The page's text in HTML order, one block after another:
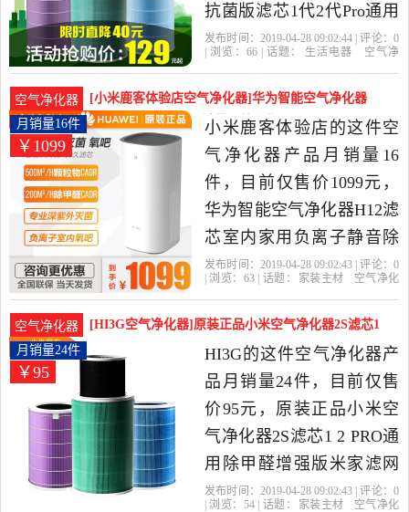
抗菌版滤芯1代2代Pro通用
2S除甲醛PM2.5颗粒物是
店精选生活电器当中性价
比很高的空气净化,氧吧，
由北京发货。
发布时间：2019-04-28 09:02:44 | 评论： 0
| 浏览： 66| 话题： 生活电器
空气净
空气净化器
[小米鹿客体验店空气净化器]华为智能空气净化器
H12滤芯室内家用月销量16件仅售1099元
￥1099
月销量16件
小米鹿客体验店的这件空
气净化器产品月销量16
件，目前仅售价1099元，
华为智能空气净化器H12滤
芯室内家用负离子静音除
甲醛雾霾小米粒是2019年
主材当中性价比很高的空
气净化器，由上海发货。
发布时间：2019-04-28 09:02:43 | 评论： 0
| 浏览： 63| 话题： 家装主材
空气净化
空气净化器
[HI3G空气净化器]原装正品小米空气净化器2S滤芯1
2月销量24件仅售95元
￥95
月销量24件
HI3G的这件空气净化器产
品月销量24件，目前仅售
价95元，原装正品小米空
气净化器2S滤芯1 2 PRO通
用除甲醛增强版米家滤网
是2019年HI3G精选家装主
发布时间：2019-04-28 09:02:43 | 评论： 0
| 浏览： 54| 话题： 家装主材
空气净化